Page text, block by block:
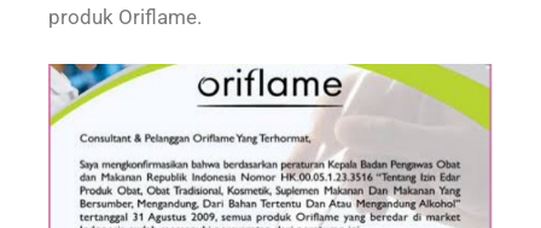
produk Oriflame.